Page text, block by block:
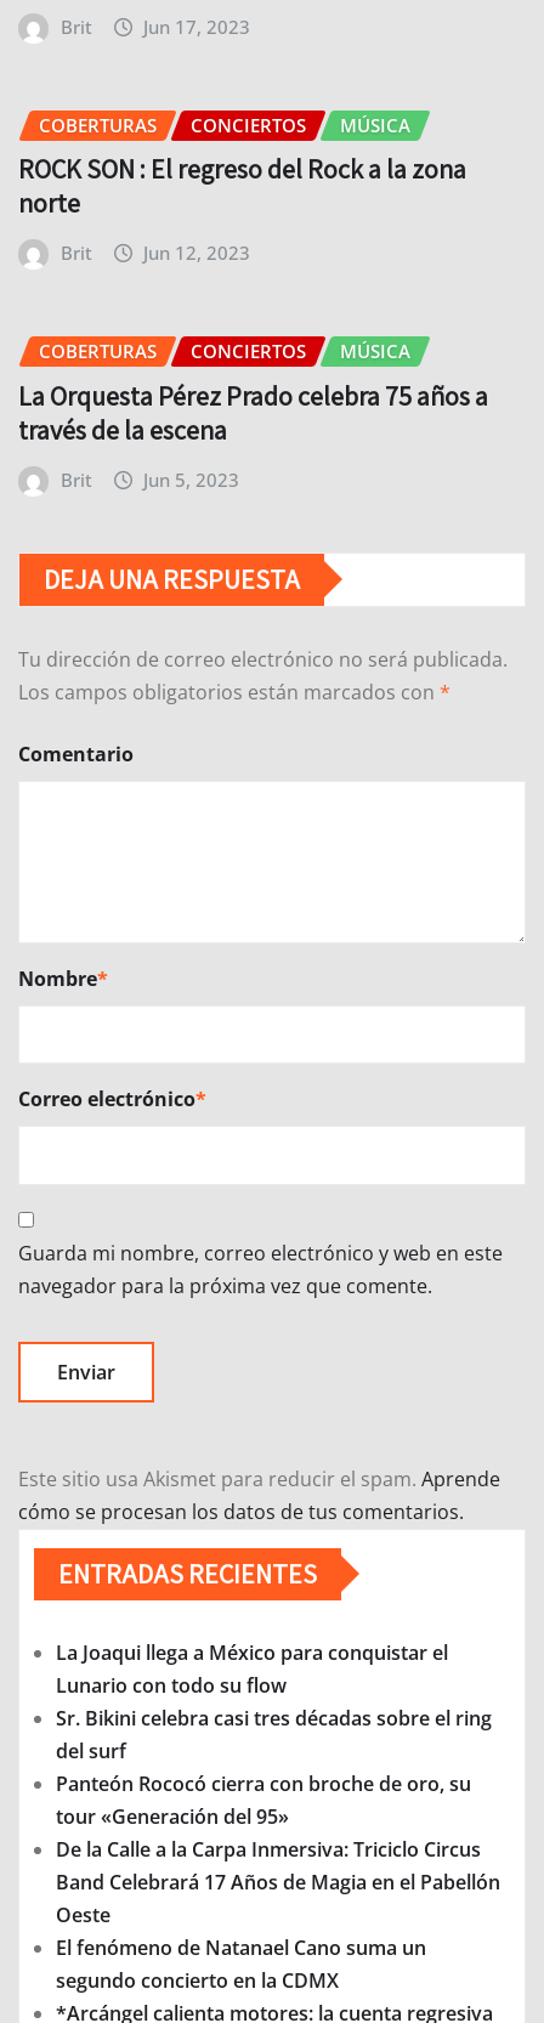
Brit Jun 17, 2023
COBERTURAS CONCIERTOS MÚSICA
ROCK SON : El regreso del Rock a la zona
norte
Brit Jun 12, 2023
COBERTURAS CONCIERTOS MÚSICA
La Orquesta Pérez Prado celebra 75 años a
través de la escena
Brit Jun 5, 2023
DEJA UNA RESPUESTA
Tu dirección de correo electrónico no será publicada.
Los campos obligatorios están marcados con *
Comentario
Nombre*
Correo electrónico*
Guarda mi nombre, correo electrónico y web en este
navegador para la próxima vez que comente.
Este sitio usa Akismet para reducir el spam. Aprende
cómo se procesan los datos de tus comentarios.
ENTRADAS RECIENTES
La Joaqui llega a México para conquistar el
Lunario con todo su flow
Sr. Bikini celebra casi tres décadas sobre el ring
del surf
Panteón Rococó cierra con broche de oro, su
tour «Generación del 95»
De la Calle a la Carpa Inmersiva: Triciclo Circus
Band Celebrará 17 Años de Magia en el Pabellón
Oeste
El fenómeno de Natanael Cano suma un
segundo concierto en la CDMX
*Arcángel calienta motores: la cuenta regresiva